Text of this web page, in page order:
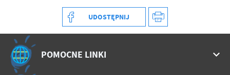
UDOSTĘPNIJ
POMOCNE LINKI
społecznościowych.